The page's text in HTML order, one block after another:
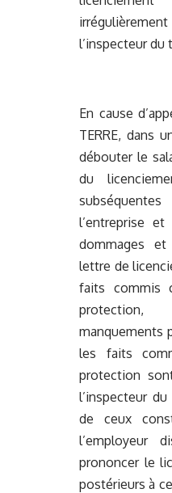
l’inspecteur du
En cause
TERRE, dans
débouter le
du
l’entreprise
dommages
lettre de
faits commis
manquements
les faits
protection
l’inspecteur
de ceux
l’employeur
prononcer le
postérieurs à